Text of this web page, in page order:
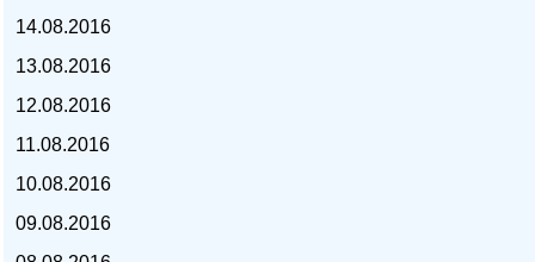
курс евро, курс рубля -
14.08.2016
13.08.2016
12.08.2016
11.08.2016
10.08.2016
09.08.2016